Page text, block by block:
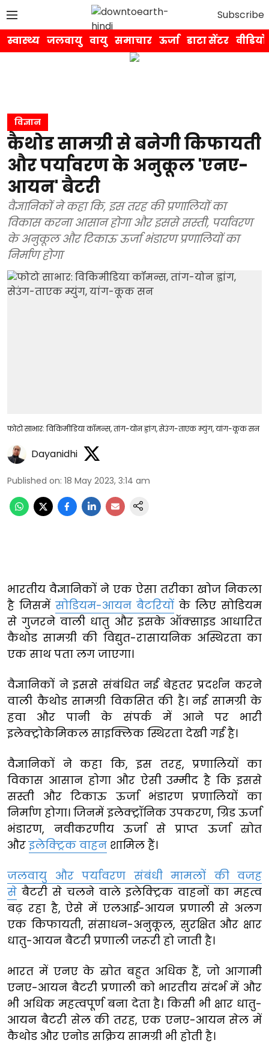
Subscribe
स्वास्थ्य जलवायु वायु समाचार ऊर्जा डाटा सेंटर वीडियो
विज्ञान
कैथोड सामग्री से बनेगी किफायती
और पर्यावरण के अनुकूल 'एनए-
आयन' बैटरी
वैज्ञानिकों ने कहा कि, इस तरह की प्रणालियों का
विकास करना आसान होगा और इससे सस्ती, पर्यावरण
के अनुकूल और टिकाऊ ऊर्जा भंडारण प्रणालियों का
निर्माण होगा
फोटो साभार: विकिमीडिया कॉमन्स, तांग-योन ह्वांग, सेउंग-ताएक म्युंग, यांग-कूक सन
Dayanidhi
Published on: 18 May 2023, 3:14 am
भारतीय वैज्ञानिकों ने एक ऐसा तरीका खोज निकला
है जिसमें सोडियम-आयन बैटरियों के लिए सोडियम
से गुजरने वाली धातु और इसके ऑक्साइड आधारित
कैथोड सामग्री की विद्युत-रासायनिक अस्थिरता का
एक साथ पता लग जाएगा।
वैज्ञानिकों ने इससे संबंधित नई बेहतर प्रदर्शन करने
वाली कैथोड सामग्री विकसित की है। नई सामग्री के
हवा और पानी के संपर्क में आने पर भारी
इलेक्ट्रोकेमिकल साइक्लिक स्थिरता देखी गई है।
वैज्ञानिकों ने कहा कि, इस तरह, प्रणालियों का
विकास आसान होगा और ऐसी उम्मीद है कि इससे
सस्ती और टिकाऊ ऊर्जा भंडारण प्रणालियों का
निर्माण होगा। जिनमें इलेक्ट्रॉनिक उपकरण, ग्रिड ऊर्जा
भंडारण, नवीकरणीय ऊर्जा से प्राप्त ऊर्जा स्रोत
औरइलेक्ट्रिक वाहन शामिल हैं।
जलवायु और पर्यावरण संबंधी मामलों की वजह
से बैटरी से चलने वाले इलेक्ट्रिक वाहनों का महत्व
बढ़ रहा है, ऐसे में एलआई-आयन प्रणाली से अलग
एक किफायती, संसाधन-अनुकूल, सुरक्षित और क्षार
धातु-आयन बैटरी प्रणाली जरूरी हो जाती है।
भारत में एनए के स्रोत बहुत अधिक हैं, जो आगामी
एनए-आयन बैटरी प्रणाली को भारतीय संदर्भ में और
भी अधिक महत्वपूर्ण बना देता है। किसी भी क्षार धातु-
आयन बैटरी सेल की तरह, एक एनए-आयन सेल में
कैथोड और एनोड सक्रिय सामग्री भी होती है।